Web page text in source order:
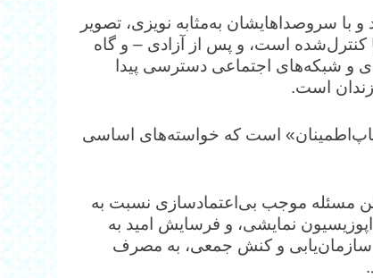
و با سروصداهایشان به‌مثابه نویزی، تصویر
یا کنترل‌شده است، و پس از آزادی – و گاه
و شبکه‌های اجتماعی دسترسی پیدا
است.
است که خواسته‌های اساسی
این مسئله موجب بی‌اعتمادسازی نسبت به
نمایشی، و فرسایش امید به
سازمان‌یابی و کنش جمعی، به مصرف